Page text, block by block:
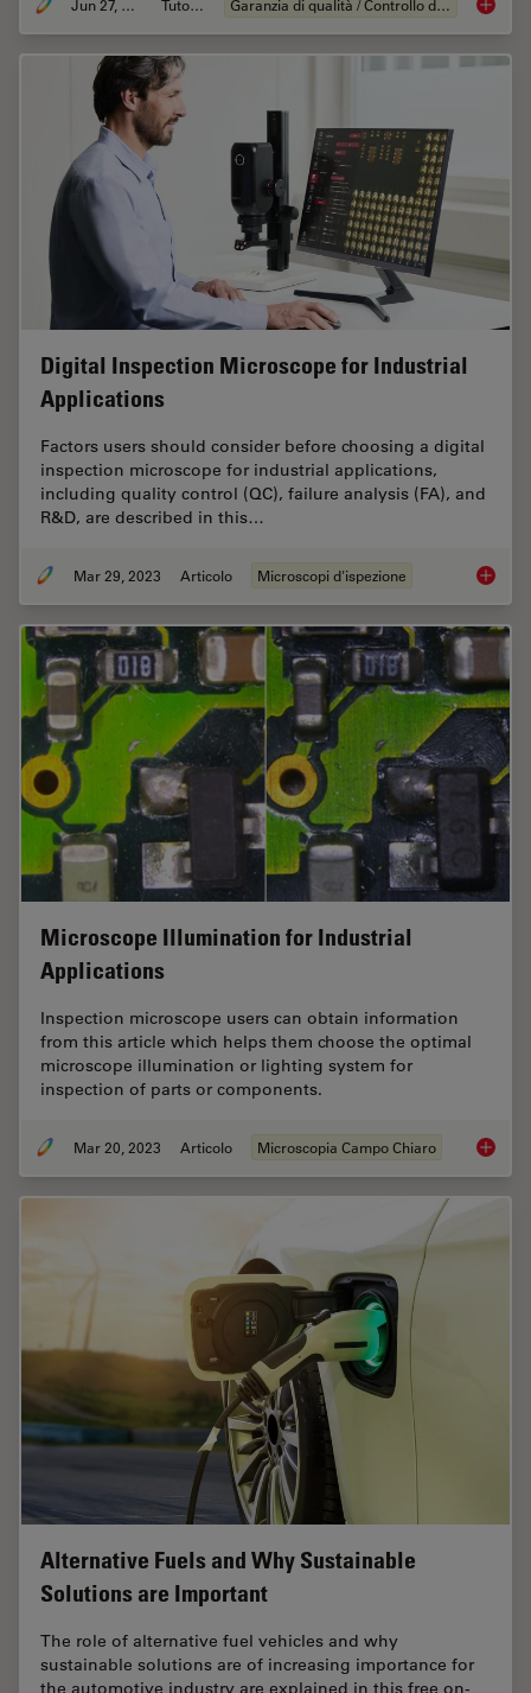
Jun 27, 2023 Tutorial Garanzia di qualità / Controllo di qualità What is
Digital Inspection Microscope for Industrial
Applications
Factors users should consider before choosing a digital
inspection microscope for industrial applications,
including quality control (QC), failure analysis (FA), and
R&D, are described in this…
Mar 29, 2023 Articolo Microscopi d'ispezione Digital
Microscope Illumination for Industrial
Applications
Inspection microscope users can obtain information
from this article which helps them choose the optimal
microscope illumination or lighting system for
inspection of parts or components.
Mar 20, 2023 Articolo Microscopia Campo Chiaro
Alternative Fuels and Why Sustainable
Solutions are Important
The role of alternative fuel vehicles and why
sustainable solutions are of increasing importance for
the automotive industry are explained in this free on-